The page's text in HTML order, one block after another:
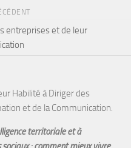
entreprises et de leur
Habilité à Diriger des
et de la Communication.
territoriale et à